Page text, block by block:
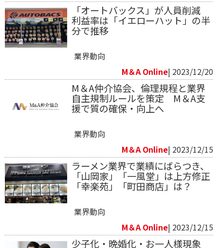
「オートバックス」が人員削減
利益率は「イエローハット」の半
分で推移
業界動向
M＆A Online| 2023/12/20
M＆A仲介協会、倫理規程と業界
自主規制ルールを策定 M＆A支
援で質の確保・向上へ
業界動向
M＆A Online| 2023/12/15
ラーメン業界で業績にばらつき、
「山岡家」「一風堂」は上方修正
「幸楽苑」「町田商店」は？
業界動向
M＆A Online| 2023/12/15
少子化・晩婚化・お一人様現象